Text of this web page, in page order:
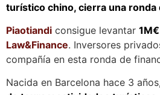
turístico chino, cierra una ronda
Piaotiandi consigue levantar 1M€
Law&Finance. Inversores
compañía en esta ronda de
Nacida en Barcelona hace 3